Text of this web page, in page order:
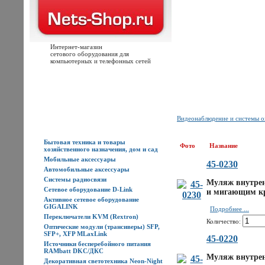
Интернет-магазин
сетового оборудования для
компьютерных и телефонных сетей
Бытовая техника и товары
хозяйственного назначения, дом и сад
Мобильные аксессуары
Автомобильные аксессуары
Системы радиосвязи
Сетевое оборудование D-Link
Активное сетевое оборудование
GIGALINK
Переключатели KVM (Rextron)
Оптические модули (трансиверы) SFP,
SFP+, XFP MLaxLink
Источники бесперебойного питания
RAMbatt DKC/ДКС
Декоративная светотехника Neon-Night
Видеонаблюдение и системы
Фото Название
45-0230
Муляж
и мигающим
Подробнее ...
Количество:
45-0220
Муляж